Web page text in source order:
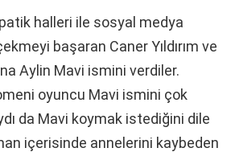
halleri ile sosyal medya
başaran Caner Yıldırım ve
Aylin Mavi ismini verdiler.
oyuncu Mavi ismini çok
da Mavi koymak istediğini dile
içerisinde annelerini kaybeden